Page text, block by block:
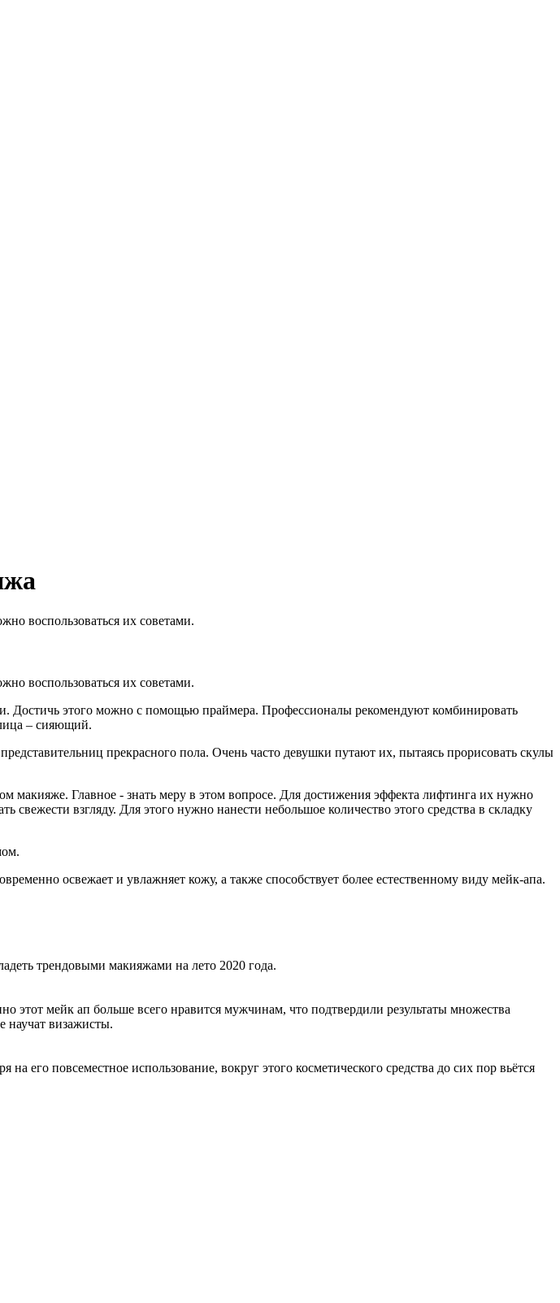
воспользоваться их советами.
воспользоваться их советами.
Достичь этого можно с помощью праймера. Профессионалы рекомендуют комбинировать
– сияющий.
прекрасного пола. Очень часто девушки путают их, пытаясь прорисовать скулы
макияже. Главное - знать меру в этом вопросе. Для достижения эффекта лифтинга их нужно
взгляду. Для этого нужно нанести небольшое количество этого средства в складку
освежает и увлажняет кожу, а также способствует более естественному виду мейк-апа.
трендовыми макияжами на лето 2020 года.
мейк ап больше всего нравится мужчинам, что подтвердили результаты множества
научат визажисты.
повсеместное использование, вокруг этого косметического средства до сих пор вьётся